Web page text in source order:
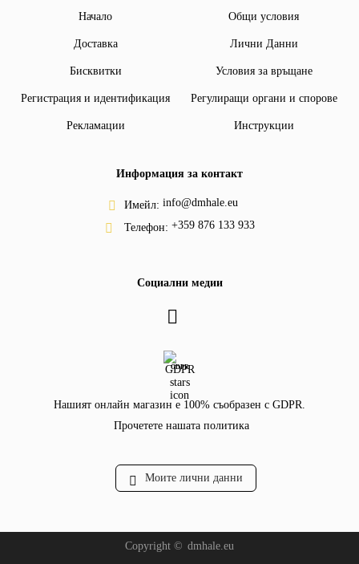
Начало Общи условия
Доставка Лични Данни
Бисквитки Условия за връщане
Регистрация и идентификация Регулиращи органи и спорове
Рекламации Инструкции
Информация за контакт
Имейл: info@dmhale.eu
Телефон: +359 876 133 933
Социални медии
GDPR
Нашият онлайн магазин е 100% съобразен с GDPR.
Прочетете нашата политика
Моите лични данни
Copyright © dmhale.eu